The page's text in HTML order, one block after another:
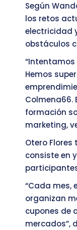
Según
los retos
electricidad
obstáculos
Hemos
Colmena66.
formación
marketing,
Otero
consiste en
“Cada mes,
organizan
cupones de
mercados”,